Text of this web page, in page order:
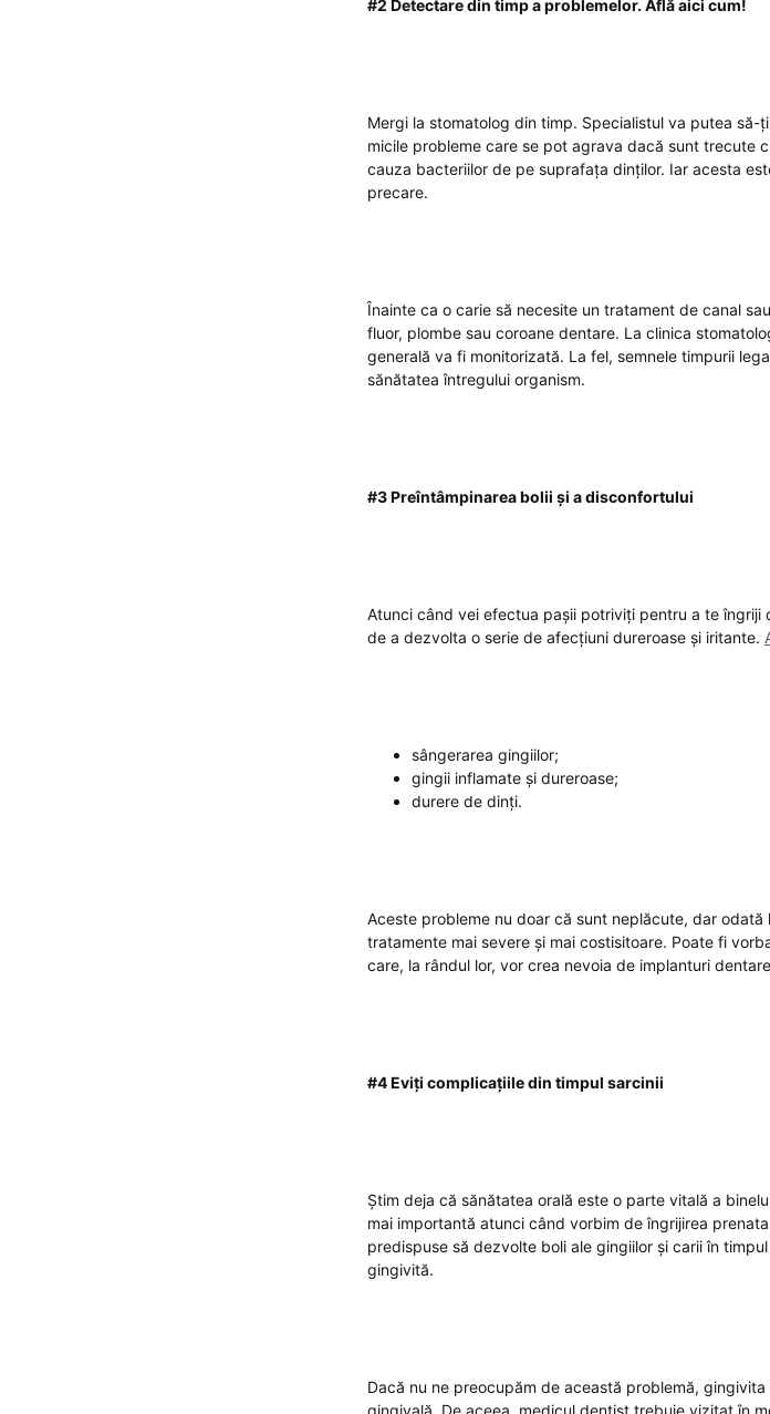
#2 Detectare din timp a problemelor. Află aici cum!
Mergi la stomatolog din timp. Specialistul va putea
micile probleme care se pot agrava dacă sunt trecute
cauza bacteriilor de pe suprafața dinților. Iar acesta
precare.
Înainte ca o carie să necesite un tratament de canal
fluor, plombe sau coroane dentare. La clinica
generală va fi monitorizată. La fel, semnele timpurii
sănătatea întregului organism.
#3 Preîntâmpinarea bolii și a disconfortului
Atunci când vei efectua pașii potriviți pentru a te
de a dezvolta o serie de afecțiuni dureroase și iritante.
sângerarea gingiilor;
gingii inflamate și dureroase;
durere de dinți.
Aceste probleme nu doar că sunt neplăcute, dar
tratamente mai severe și mai costisitoare. Poate fi
care, la rândul lor, vor crea nevoia de implanturi
#4 Eviți complicațiile din timpul sarcinii
Știm deja că sănătatea orală este o parte vitală a
mai importantă atunci când vorbim de îngrijirea
predispuse să dezvolte boli ale gingiilor și carii în
gingivită.
Dacă nu ne preocupăm de această problemă,
gingivală. De aceea, medicul dentist trebuie vizitat în